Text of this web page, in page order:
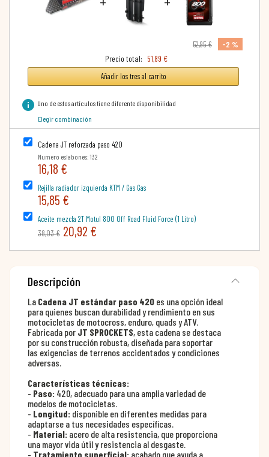
52,95 €
-2 %
Precio total: 51,89 €
Añadir los tres al carrito
info Uno de estos artículos tiene diferente disponibilidad
Elegir combinación
Cadena JT reforzada paso 420
Numero eslabones: 132
16,18 €
Rejilla radiador izquierda KTM / Gas Gas
15,85 €
Aceite mezcla 2T Motul 800 Off Road Fluid Force (1 Litro)
38,03 € 20,92 €
Descripción
La Cadena JT estándar paso 420 es una opción ideal
para quienes buscan durabilidad y rendimiento en sus
motocicletas de motocross, enduro, quads y ATV.
Fabricada por JT SPROCKETS, esta cadena se destaca
por su construcción robusta, diseñada para soportar
las exigencias de terrenos accidentados y condiciones
adversas.
Características técnicas:
- Paso: 420, adecuado para una amplia variedad de
modelos de motocicletas.
- Longitud: disponible en diferentes medidas para
adaptarse a tus necesidades específicas.
- Material: acero de alta resistencia, que proporciona
una mayor vida útil y resistencia al desgaste.
- Tratamiento superficial: acabado que ayuda a